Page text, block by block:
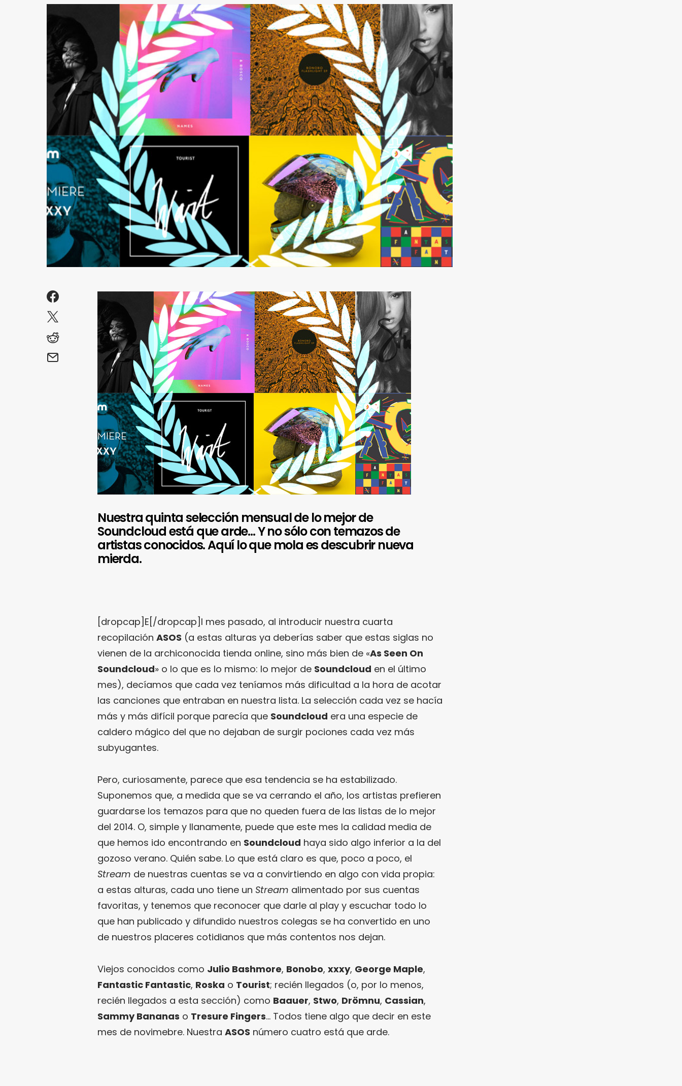
Nuestra quinta selección mensual de lo mejor de
Soundcloud está que arde… Y no sólo con temazos de
artistas conocidos. Aquí lo que mola es descubrir nueva
mierda.
[dropcap]E[/dropcap]l mes pasado, al introducir nuestra cuarta
recopilación ASOS (a estas alturas ya deberías saber que estas siglas no
vienen de la archiconocida tienda online, sino más bien de «As Seen On
Soundcloud» o lo que es lo mismo: lo mejor de Soundcloud en el último
mes), decíamos que cada vez teníamos más dificultad a la hora de acotar
las canciones que entraban en nuestra lista. La selección cada vez se hacía
más y más difícil porque parecía que Soundcloud era una especie de
caldero mágico del que no dejaban de surgir pociones cada vez más
subyugantes.
Pero, curiosamente, parece que esa tendencia se ha estabilizado.
Suponemos que, a medida que se va cerrando el año, los artistas prefieren
guardarse los temazos para que no queden fuera de las listas de lo mejor
del 2014. O, simple y llanamente, puede que este mes la calidad media de
que hemos ido encontrando en Soundcloud haya sido algo inferior a la del
gozoso verano. Quién sabe. Lo que está claro es que, poco a poco, el
Stream de nuestras cuentas se va a convirtiendo en algo con vida propia:
a estas alturas, cada uno tiene un Stream alimentado por sus cuentas
favoritas, y tenemos que reconocer que darle al play y escuchar todo lo
que han publicado y difundido nuestros colegas se ha convertido en uno
de nuestros placeres cotidianos que más contentos nos dejan.
Viejos conocidos como Julio Bashmore, Bonobo, xxxy, George Maple,
Fantastic Fantastic, Roska o Tourist; recién llegados (o, por lo menos,
recién llegados a esta sección) como Baauer, Stwo, Drömnu, Cassian,
Sammy Bananas o Tresure Fingers… Todos tiene algo que decir en este
mes de novimebre. Nuestra ASOS número cuatro está que arde.